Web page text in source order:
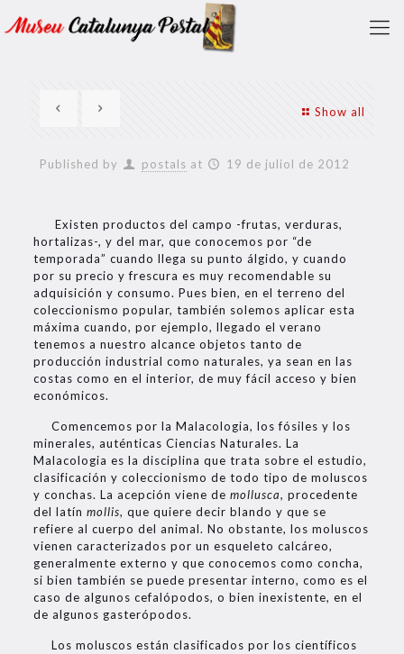
Show all
Published by postals at 19 de juliol de 2012
Existen productos del campo -frutas, verduras,
hortalizas-, y del mar, que conocemos por “de
temporada” cuando llega su punto álgido, y cuando
por su precio y frescura es muy recomendable su
adquisición y consumo. Pues bien, en el terreno del
coleccionismo popular, también solemos aplicar esta
máxima cuando, por ejemplo, llegado el verano
tenemos a nuestro alcance objetos tanto de
producción industrial como naturales, ya sean en las
costas como en el interior, de muy fácil acceso y bien
económicos.
Comencemos por la Malacologia, los fósiles y los
minerales, auténticas Ciencias Naturales. La
Malacologia es la disciplina que trata sobre el estudio,
clasificación y coleccionismo de todo tipo de moluscos
y conchas. La acepción viene demollusca,procedente
del latínmollis, que quiere decir blando y que se
refiere al cuerpo del animal. No obstante, los moluscos
vienen caracterizados por un esqueleto calcáreo,
generalmente externo y que conocemos como concha,
si bien también se puede presentar interno, como es el
caso de algunos cefalópodos, o bien inexistente, en el
de algunos gasterópodos.
Los moluscos están clasificados por los científicos